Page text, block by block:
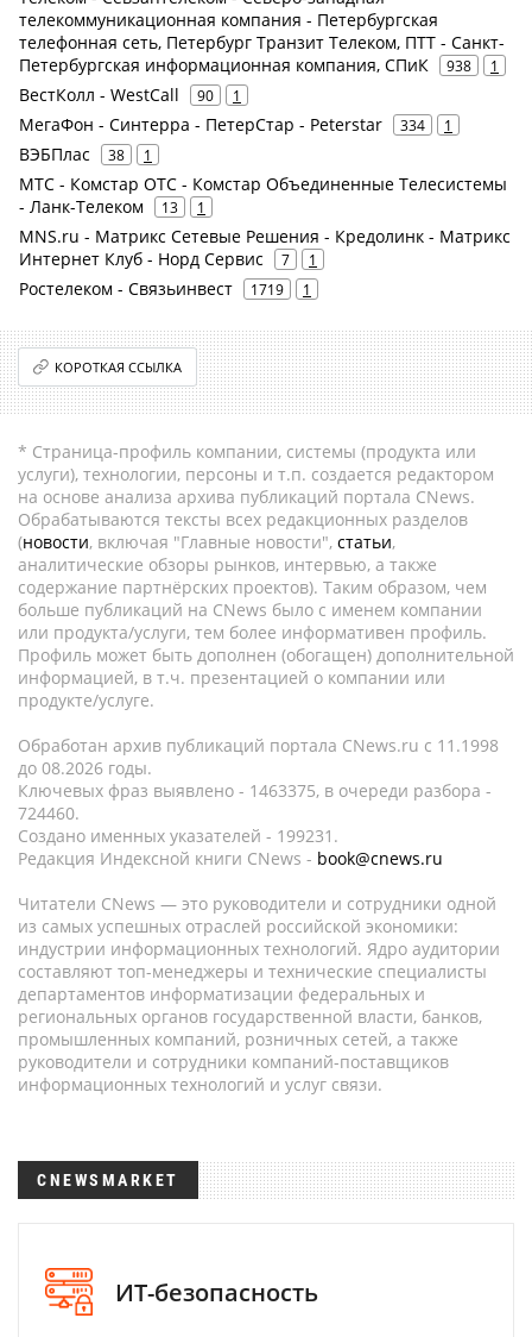
телекоммуникационная компания - Петербургская
телефонная сеть, Петербург Транзит Телеком, ПТТ - Санкт-
Петербургская информационная компания, СПиК
938 1
ВестКолл - WestCall 90 1
МегаФон - Синтерра - ПетерСтар - Peterstar 334 1
ВЭБПлас 38 1
МТС - Комстар ОТС - Комстар Объединенные Телесистемы
- Ланк-Телеком
13 1
MNS.ru - Матрикс Сетевые Решения - Кредолинк - Матрикс
Интернет Клуб - Норд Сервис
7 1
Ростелеком - Связьинвест 1719 1
КОРОТКАЯ ССЫЛКА
* Страница-профиль компании, системы (продукта или
услуги), технологии, персоны и т.п. создается редактором
на основе анализа архива публикаций портала CNews.
Обрабатываются тексты всех редакционных разделов
(новости, включая "Главные новости", статьи,
аналитические обзоры рынков, интервью, а также
содержание партнёрских проектов). Таким образом, чем
больше публикаций на CNews было с именем компании
или продукта/услуги, тем более информативен профиль.
Профиль может быть дополнен (обогащен) дополнительной
информацией, в т.ч. презентацией о компании или
продукте/услуге.
Обработан архив публикаций портала CNews.ru c 11.1998
до 08.2026 годы.
Ключевых фраз выявлено - 1463375, в очереди разбора -
724460.
Создано именных указателей - 199231.
Редакция Индексной книги CNews - book@cnews.ru
Читатели CNews — это руководители и сотрудники одной
из самых успешных отраслей российской экономики:
индустрии информационных технологий. Ядро аудитории
составляют топ-менеджеры и технические специалисты
департаментов информатизации федеральных и
региональных органов государственной власти, банков,
промышленных компаний, розничных сетей, а также
руководители и сотрудники компаний-поставщиков
информационных технологий и услуг связи.
CNEWSMARKET
ИТ-безопасность